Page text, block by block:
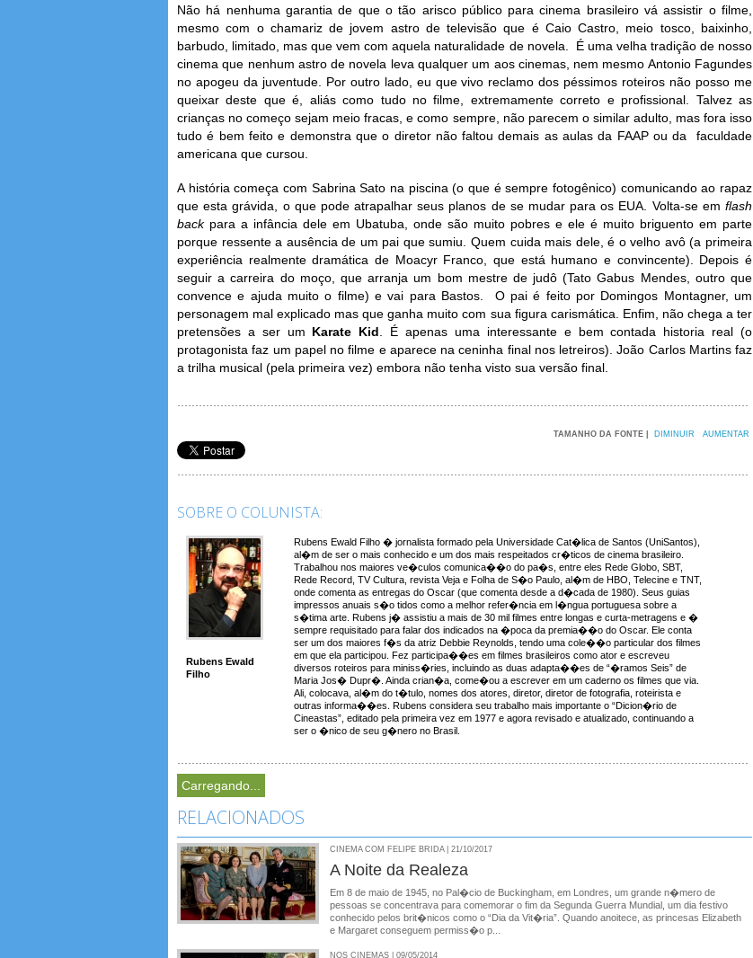
Não há nenhuma garantia de que o tão arisco público para cinema brasileiro vá assistir o filme,
mesmo com o chamariz de jovem astro de televisão que é Caio Castro, meio tosco, baixinho,
barbudo, limitado, mas que vem com aquela naturalidade de novela. É uma velha tradição de nosso
cinema que nenhum astro de novela leva qualquer um aos cinemas, nem mesmo Antonio Fagundes
no apogeu da juventude. Por outro lado, eu que vivo reclamo dos péssimos roteiros não posso me
queixar deste que é, aliás como tudo no filme, extremamente correto e profissional. Talvez as
crianças no começo sejam meio fracas, e como sempre, não parecem o similar adulto, mas fora isso
tudo é bem feito e demonstra que o diretor não faltou demais as aulas da FAAP ou da faculdade
americana que cursou.
A história começa com Sabrina Sato na piscina (o que é sempre fotogênico) comunicando ao rapaz
que esta grávida, o que pode atrapalhar seus planos de se mudar para os EUA. Volta-se em flash
backpara a infância dele em Ubatuba, onde são muito pobres e ele é muito briguento em parte
porque ressente a ausência de um pai que sumiu. Quem cuida mais dele, é o velho avô (a primeira
experiência realmente dramática de Moacyr Franco, que está humano e convincente). Depois é
seguir a carreira do moço, que arranja um bom mestre de judô (Tato Gabus Mendes, outro que
convence e ajuda muito o filme) e vai para Bastos. O pai é feito por Domingos Montagner, um
personagem mal explicado mas que ganha muito com sua figura carismática. Enfim, não chega a ter
pretensões a ser um Karate Kid . É apenas uma interessante e bem contada historia real (o
protagonista faz um papel no filme e aparece na ceninha final nos letreiros). João Carlos Martins faz
a trilha musical (pela primeira vez) embora não tenha visto sua versão final.
TAMANHO DA FONTE | DIMINUIR AUMENTAR
SOBRE O COLUNISTA:
Rubens Ewald
Filho
Rubens Ewald Filho � jornalista formado pela Universidade Cat�lica de Santos (UniSantos),
al�m de ser o mais conhecido e um dos mais respeitados cr�ticos de cinema brasileiro.
Trabalhou nos maiores ve�culos comunica��o do pa�s, entre eles Rede Globo, SBT,
Rede Record, TV Cultura, revista Veja e Folha de S�o Paulo, al�m de HBO, Telecine e TNT,
onde comenta as entregas do Oscar (que comenta desde a d�cada de 1980). Seus guias
impressos anuais s�o tidos como a melhor refer�ncia em l�ngua portuguesa sobre a
s�tima arte. Rubens j� assistiu a mais de 30 mil filmes entre longas e curta-metragens e �
sempre requisitado para falar dos indicados na �poca da premia��o do Oscar. Ele conta
ser um dos maiores f�s da atriz Debbie Reynolds, tendo uma cole��o particular dos filmes
em que ela participou. Fez participa��es em filmes brasileiros como ator e escreveu
diversos roteiros para miniss�ries, incluindo as duas adapta��es de “�ramos Seis” de
Maria Jos� Dupr�. Ainda crian�a, come�ou a escrever em um caderno os filmes que via.
Ali, colocava, al�m do t�tulo, nomes dos atores, diretor, diretor de fotografia, roteirista e
outras informa��es. Rubens considera seu trabalho mais importante o “Dicion�rio de
Cineastas”, editado pela primeira vez em 1977 e agora revisado e atualizado, continuando a
ser o �nico de seu g�nero no Brasil.
Carregando...
RELACIONADOS
CINEMA COM FELIPE BRIDA | 21/10/2017
A Noite da Realeza
Em 8 de maio de 1945, no Pal�cio de Buckingham, em Londres, um grande n�mero de
pessoas se concentrava para comemorar o fim da Segunda Guerra Mundial, um dia festivo
conhecido pelos brit�nicos como o “Dia da Vit�ria”. Quando anoitece, as princesas Elizabeth
e Margaret conseguem permiss�o p...
NOS CINEMAS | 09/05/2014